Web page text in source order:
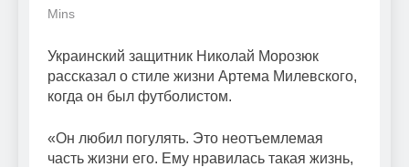
Mins
Украинский защитник Николай Морозюк
рассказал о стиле жизни Артема Милевского,
когда он был футболистом.
«Он любил погулять. Это неотъемлемая
часть жизни его. Ему нравилась такая жизнь,